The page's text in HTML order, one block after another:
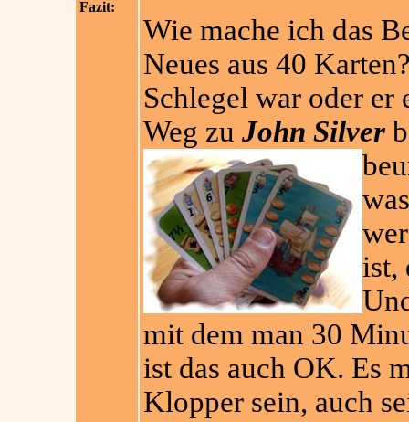
Fazit:
Wie mache ich das
Neues aus 40
Schlegel war oder er
Weg zu John Silver
ist,
mit dem man 30
ist das auch OK. Es
Klopper sein, auch